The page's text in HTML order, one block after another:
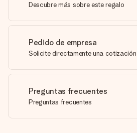
Descubre más sobre este regalo
Pedido de empresa
Solicite directamente una
Preguntas frecuentes
Preguntas frecuentes